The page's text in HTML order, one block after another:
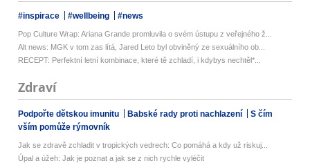
#inspirace #wellbeing #news
Pop Culture Wrap: Ariana Grande promluvila o svém ústupu z veřejného ž...
Alt news: MGK v tom zas lítá, Jared Leto byl obviněný ze sexuálního ob...
RECEPT: Perfektní letní kombinace, které tě zchladí, i kdybys nechtěl*...
Zdraví
Podpořte dětskou imunitu Babské rady proti nachlazení
S čím
vším pomůže rýmovník
Jak se zdravě zchladit v tropických vedrech: Co pomáhá a kdy už riskuj...
Úpal a úžeh: Jak je poznat a jak se z nich rychle vyléčit